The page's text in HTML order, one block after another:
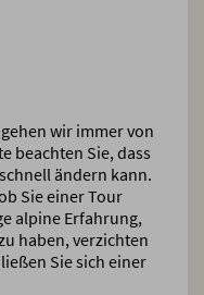
wir immer von
beachten Sie, dass
ändern kann.
Sie einer Tour
alpine Erfahrung,
haben, verzichten
Sie sich einer